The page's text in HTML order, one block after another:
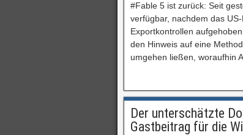
#Fable 5 ist zurück: Seit
verfügbar, nachdem das
Exportkontrollen
den Hinweis auf eine
umgehen ließen, woraufhin
Der unterschätzte
Gastbeitrag für die